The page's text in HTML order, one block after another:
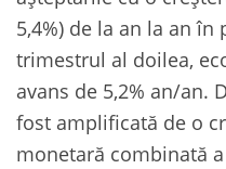
5,4%) de la an la an
trimestrul al doilea,
avans de 5,2% an/an.
fost amplificată de o
monetară combinată a